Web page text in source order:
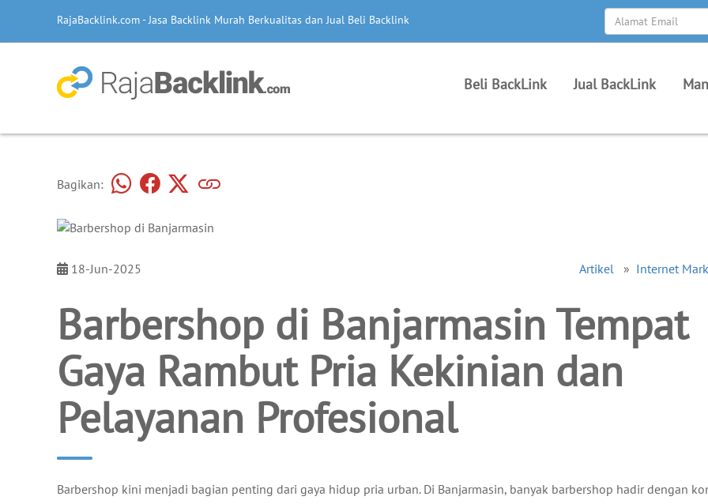
RajaBacklink.com - Jasa Backlink Murah Berkualitas dan Jual Beli Backlink
Beli BackLink Jual BackLink
Bagikan:
18-Jun-2025 Artikel » Internet
Barbershop di Banjarmasin Tempat
Gaya Rambut Pria Kekinian dan
Pelayanan Profesional
Barbershop kini menjadi bagian penting dari gaya hidup pria urban. Di Banjarmasin, banyak barbershop hadir dengan